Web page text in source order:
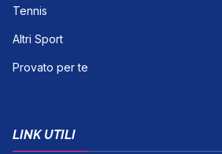
Tennis
Altri Sport
Provato per te
LINK UTILI